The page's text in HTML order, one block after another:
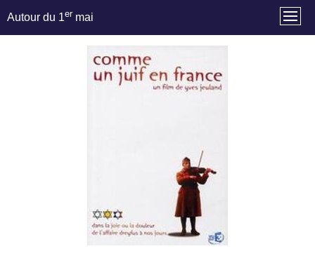
Autour du 1er mai